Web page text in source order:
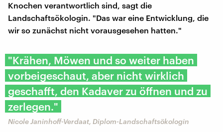
Knochen verantwortlich sind, sagt die
Landschaftsökologin. "Das war eine Entwicklung, die
wir so zunächst nicht vorausgesehen hatten."
"Krähen, Möwen und so weiter haben
vorbeigeschaut, aber nicht wirklich
geschafft, den Kadaver zu öffnen und zu
zerlegen."
Nicole Janinhoff-Verdaat, Diplom-Landschaftsökologin